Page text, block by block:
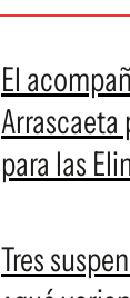
El
para las
Tres